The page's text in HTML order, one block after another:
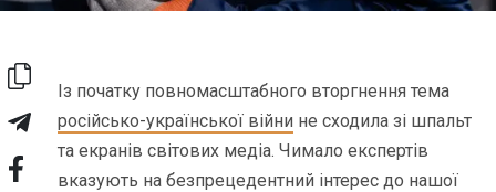
Із початку повномасштабного вторгнення тема
російсько-української війни не сходила зі шпальт
та екранів світових медіа. Чимало експертів
вказують на безпрецедентний інтерес до нашої